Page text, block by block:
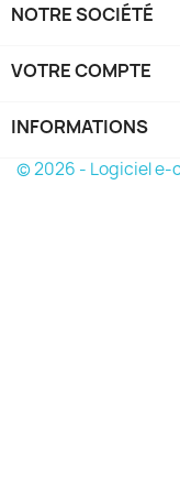
NOTRE SOCIÉTÉ
VOTRE COMPTE
INFORMATIONS
© 2026 - Logiciel e-